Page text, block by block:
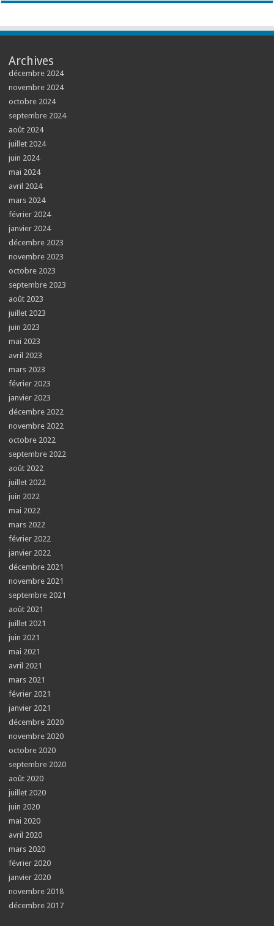
Archives
décembre 2024
novembre 2024
octobre 2024
septembre 2024
août 2024
juillet 2024
juin 2024
mai 2024
avril 2024
mars 2024
février 2024
janvier 2024
décembre 2023
novembre 2023
octobre 2023
septembre 2023
août 2023
juillet 2023
juin 2023
mai 2023
avril 2023
mars 2023
février 2023
janvier 2023
décembre 2022
novembre 2022
octobre 2022
septembre 2022
août 2022
juillet 2022
juin 2022
mai 2022
mars 2022
février 2022
janvier 2022
décembre 2021
novembre 2021
septembre 2021
août 2021
juillet 2021
juin 2021
mai 2021
avril 2021
mars 2021
février 2021
janvier 2021
décembre 2020
novembre 2020
octobre 2020
septembre 2020
août 2020
juillet 2020
juin 2020
mai 2020
avril 2020
mars 2020
février 2020
janvier 2020
novembre 2018
décembre 2017